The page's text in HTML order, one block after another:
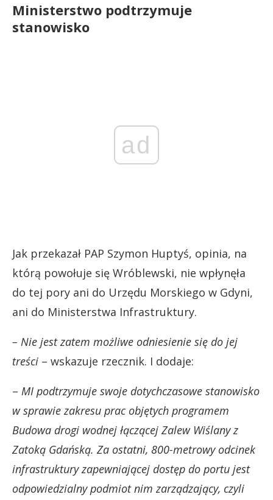
Ministerstwo podtrzymuje
stanowisko
ad
Jak przekazał PAP Szymon Huptyś, opinia, na
którą powołuje się Wróblewski, nie wpłynęła
do tej pory ani do Urzędu Morskiego w Gdyni,
ani do Ministerstwa Infrastruktury.
– Nie jest zatem możliwe odniesienie się do jej
treści – wskazuje rzecznik. I dodaje:
– MI podtrzymuje swoje dotychczasowe stanowisko
w sprawie zakresu prac objętych programem
Budowa drogi wodnej łączącej Zalew Wiślany z
Zatoką Gdańską. Za ostatni, 800-metrowy odcinek
infrastruktury zapewniającej dostęp do portu jest
odpowiedzialny podmiot nim zarządzający, czyli